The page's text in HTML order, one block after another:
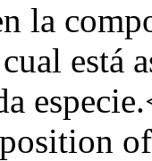
la
está